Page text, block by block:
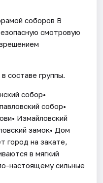
соборов В
смотровую
составе группы.
собор•
собор•
Измайловский
замок• Дом
город на закате,
в мягкий
настоящему сильные